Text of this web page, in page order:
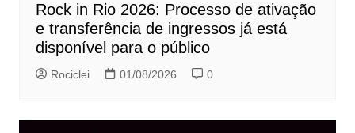
Rock in Rio 2026: Processo de ativação
e transferência de ingressos já está
disponível para o público
Rociclei 01/08/2026 0